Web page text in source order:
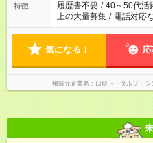
特徴 履歴書不要 / 40～50代活
上の大量募集 / 電話対応
気になる！
掲載元企業名 日研トータルソー